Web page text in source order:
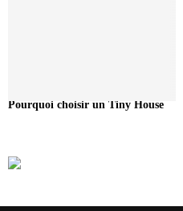
Pourquoi choisir un Tiny House